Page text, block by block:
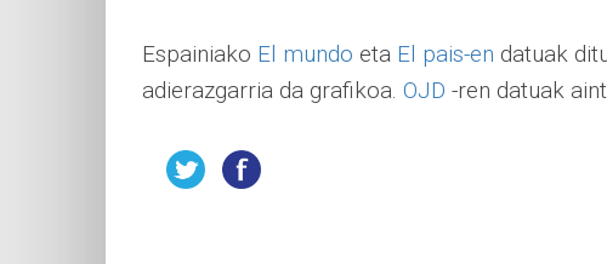
Espainiako El mundo eta El pais-en datuak
adierazgarria da grafikoa. OJD -ren datuak